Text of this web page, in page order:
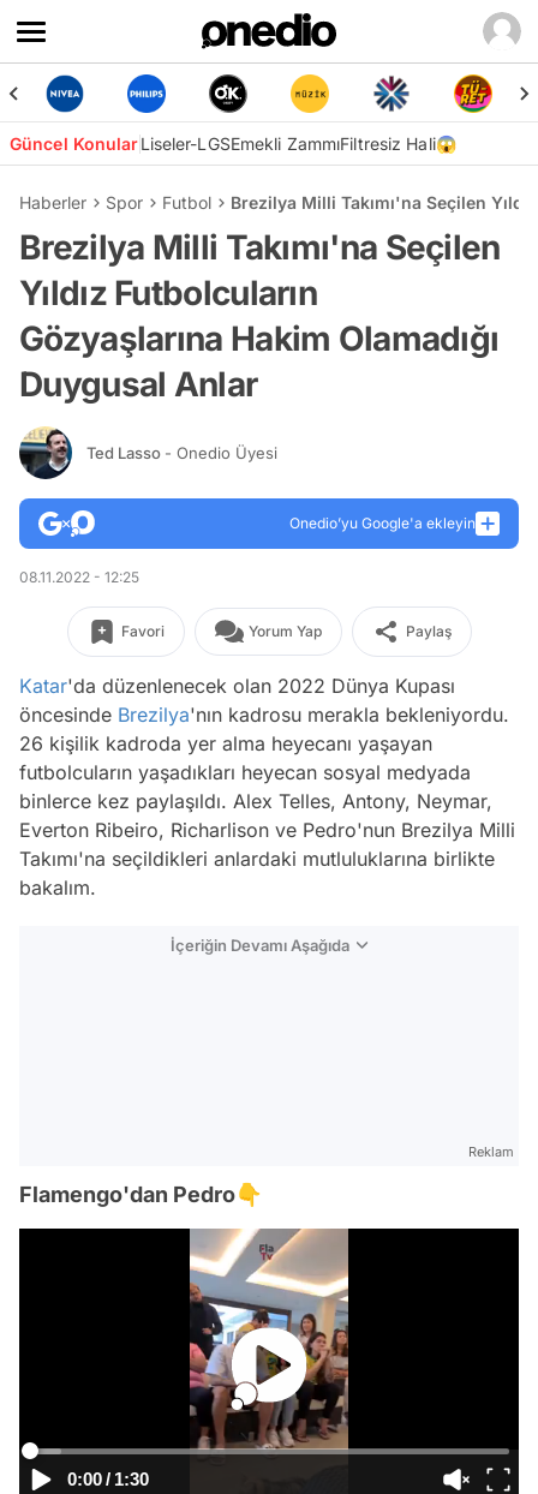
Güncel KonularLiseler-LGSEmekli ZammıFiltresiz Hali😱
Haberler Spor Futbol Brezilya Milli Takımı'na Seçilen
Brezilya Milli Takımı'na Seçilen
Yıldız Futbolcuların
Gözyaşlarına Hakim Olamadığı
Duygusal Anlar
Ted Lasso - Onedio Üyesi
Onedio’yu Google'a ekleyin
08.11.2022 - 12:25
Favori Yorum Yap Paylaş
Katar'da düzenlenecek olan 2022 Dünya Kupası
öncesinde Brezilya'nın kadrosu merakla bekleniyordu.
26 kişilik kadroda yer alma heyecanı yaşayan
futbolcuların yaşadıkları heyecan sosyal medyada
binlerce kez paylaşıldı. Alex Telles, Antony, Neymar,
Everton Ribeiro, Richarlison ve Pedro'nun Brezilya Milli
Takımı'na seçildikleri anlardaki mutluluklarına birlikte
bakalım.
İçeriğin Devamı Aşağıda
Reklam
Flamengo'dan Pedro👇
0:00/ 1:30